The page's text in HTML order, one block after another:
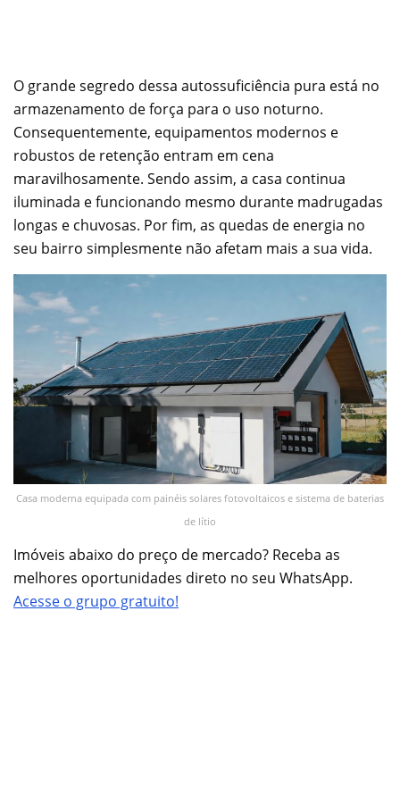
O grande segredo dessa autossuficiência pura está no
armazenamento de força para o uso noturno.
Consequentemente, equipamentos modernos e
robustos de retenção entram em cena
maravilhosamente. Sendo assim, a casa continua
iluminada e funcionando mesmo durante madrugadas
longas e chuvosas. Por fim, as quedas de energia no
seu bairro simplesmente não afetam mais a sua vida.
Casa moderna equipada com painéis solares fotovoltaicos e sistema de baterias
de lítio
Imóveis abaixo do preço de mercado? Receba as
melhores oportunidades direto no seu WhatsApp.
Acesse o grupo gratuito!